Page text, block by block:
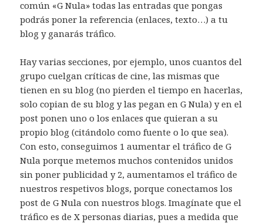
común «G Nula» todas las entradas que pongas
podrás poner la referencia (enlaces, texto…) a tu
blog y ganarás tráfico.
Hay varias secciones, por ejemplo, unos cuantos del
grupo cuelgan críticas de cine, las mismas que
tienen en su blog (no pierden el tiempo en hacerlas,
solo copian de su blog y las pegan en G Nula) y en el
post ponen uno o los enlaces que quieran a su
propio blog (citándolo como fuente o lo que sea).
Con esto, conseguimos 1 aumentar el tráfico de G
Nula porque metemos muchos contenidos unidos
sin poner publicidad y 2, aumentamos el tráfico de
nuestros respetivos blogs, porque conectamos los
post de G Nula con nuestros blogs. Imagínate que el
tráfico es de X personas diarias, pues a medida que